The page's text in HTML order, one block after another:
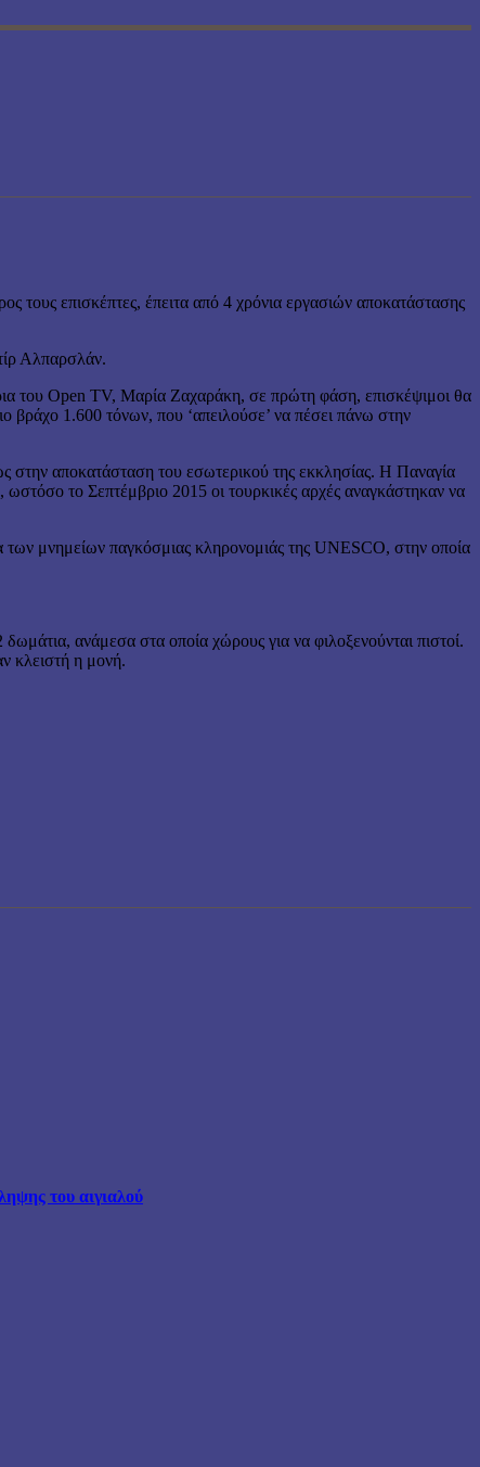
τους επισκέπτες, έπειτα από 4 χρόνια εργασιών αποκατάστασης
Αλπαρσλάν.
του Open TV, Μαρία Ζαχαράκη, σε πρώτη φάση, επισκέψιμοι θα
βράχο 1.600 τόνων, που ‘απειλούσε’ να πέσει πάνω στην
στην αποκατάσταση του εσωτερικού της εκκλησίας. Η Παναγία
ωστόσο το Σεπτέμβριο 2015 οι τουρκικές αρχές αναγκάστηκαν να
των μνημείων παγκόσμιας κληρονομιάς της UNESCO, στην οποία
ανάμεσα στα οποία χώρους για να φιλοξενούνται πιστοί.
κλειστή η μονή.
του αιγιαλού